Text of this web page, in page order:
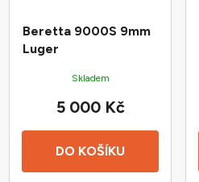
Beretta 9000S 9mm
Luger
Skladem
DO KOŠÍKU
5 000 Kč